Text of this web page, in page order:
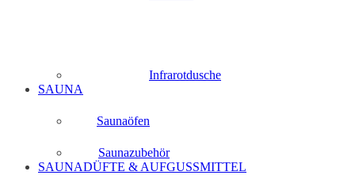
Infrarotdusche
SAUNA
Saunaöfen
Saunazubehör
SAUNADÜFTE & AUFGUSSMITTEL